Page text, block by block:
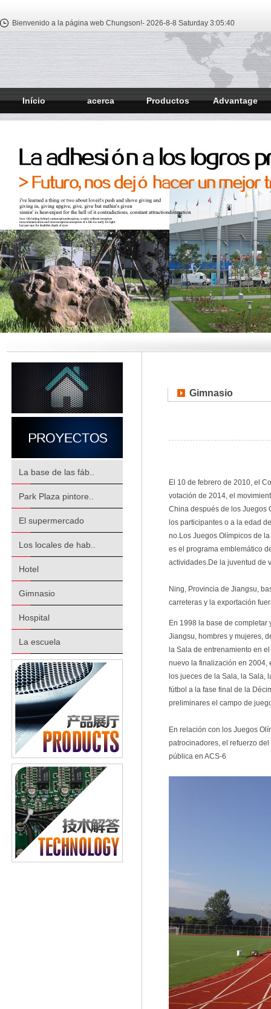
Bienvenido a la página web Chungson!- 2026-8-8 Saturday 3:05:41
Início acerca Productos Advantage
La base de las fáb..
Park Plaza pintore..
El supermercado
Los locales de hab..
Hotel
Gimnasio
Hospital
La escuela
Gimnasio
El 10 de febrero de 2010, el
votación de 2014, el
China después de los Juegos
los participantes o a la edad
no.Los Juegos Olímpicos de
es el programa emblemático
actividades.De la juventud de
Ning, Provincia de Jiangsu,
carreteras y la exportación
En 1998 la base de
Jiangsu, hombres y mujeres,
la Sala de entrenamiento en
nuevo la finalización en 2004,
los jueces de la Sala, la Sala,
fútbol a la fase final de la
preliminares el campo de
En relación con los Juegos
patrocinadores, el refuerzo
pública en ACS-6